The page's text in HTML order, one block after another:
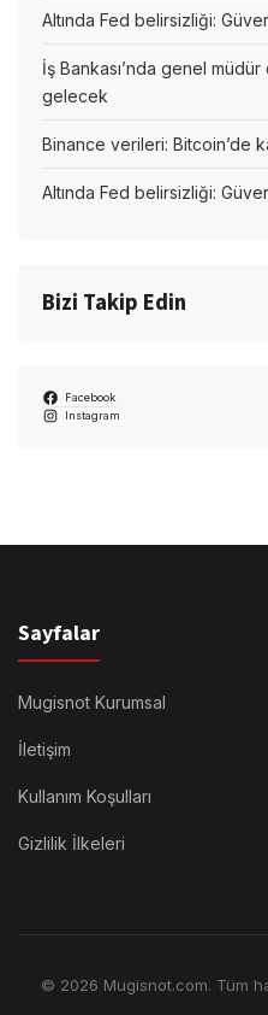
Altında Fed belirsizliği:
İş Bankası’nda genel
gelecek
Binance verileri: Bitcoin’de
Altında Fed belirsizliği:
Bizi Takip Edin
Facebook
Instagram
Sayfalar
Mugisnot Kurumsal
İletişim
Kullanım Koşulları
Gizlilik İlkeleri
© 2026 Mugisnot.com. Tüm